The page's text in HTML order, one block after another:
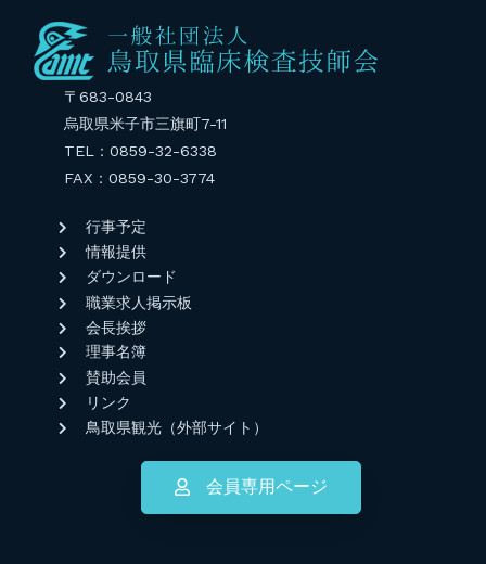
〒683-0843
烏取県米子市三旗町7-11
TEL：0859-32-6338
FAX：0859-30-3774
行事予定
情報提供
ダウンロード
職業求人掲示板
会長挨拶
理事名簿
賛助会員
リンク
鳥取県観光（外部サイト）
会員専用ページ